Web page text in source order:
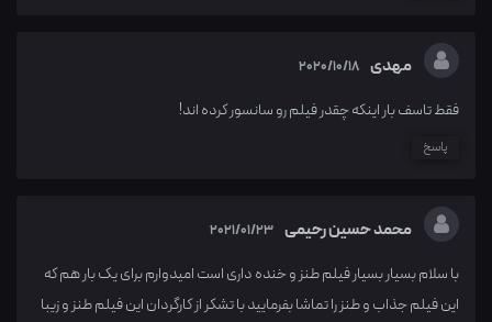
مهدی 2020/10/18
فقط تاسف بار اینکه چقدر فیلم رو سانسور کرده اند!
پاسخ
محمد حسین رحیمی 2021/01/23
با سلام بسیار بسیار فیلم طنز و خنده داری است امیدوارم برای یک بار هم که
این فیلم جذاب و طنز را تماشا بفرمایید با تشکر از کارگردان این فیلم طنز و زیبا